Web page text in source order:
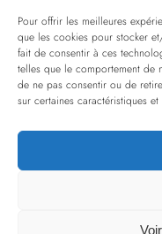
Pour offrir les meilleures
que les cookies pour stocker
fait de consentir à ces
telles que le comportement de
de ne pas consentir ou de
sur certaines caractéristiques
SOMMAIRE
Créations
La sélection
Services
Politique de